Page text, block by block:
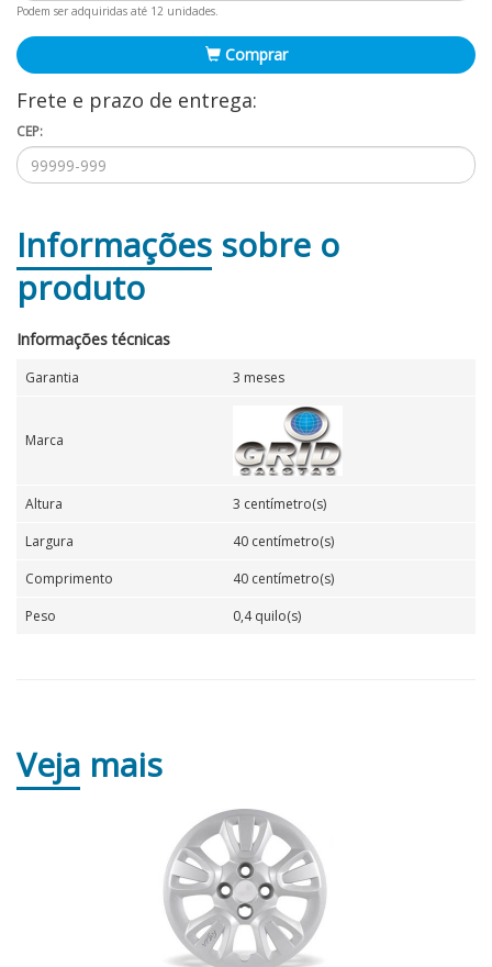
Podem ser adquiridas até 12 unidades.
Comprar
Frete e prazo de entrega:
CEP:
Informações sobre o
produto
Informações técnicas
Garantia 3 meses
Marca
Altura
3 centímetro(s)
Largura
40 centímetro(s)
Comprimento
40 centímetro(s)
Peso
0,4 quilo(s)
Veja mais